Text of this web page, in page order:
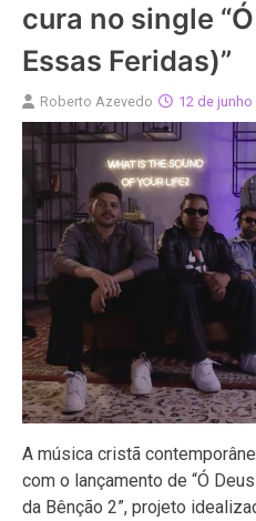
cura no single
Essas Feridas)”
Roberto Azevedo 12 de
A música cristã
com o lançamento de “Ó
da Bênção 2”, projeto